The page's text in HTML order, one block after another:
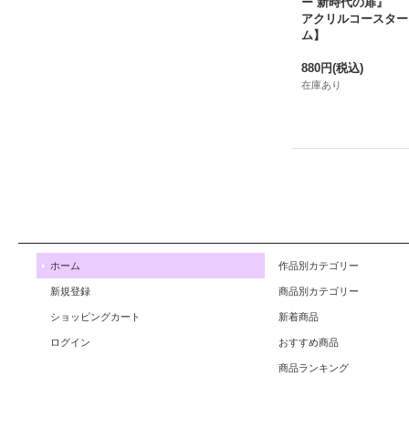
アクリルコースタ
ム】
880円(税込)
在庫あり
ホーム
新規登録
ショッピングカート
ログイン
作品別カテゴリー
商品別カテゴリー
新着商品
おすすめ商品
商品ランキング